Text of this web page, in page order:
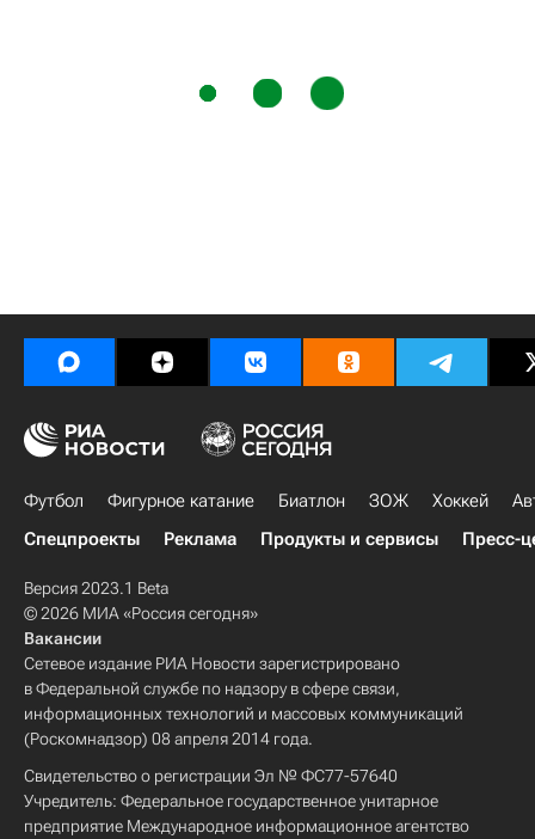
Футбол Фигурное катание Биатлон ЗОЖ Хоккей
Спецпроекты
Реклама Продукты и сервисы Пресс-
Версия 2023.1 Beta
© 2026 МИА «Россия сегодня»
Вакансии
Сетевое издание РИА Новости зарегистрировано
в Федеральной службе по надзору в сфере связи,
информационных технологий и массовых коммуникаций
(Роскомнадзор) 08 апреля 2014 года.
Свидетельство о регистрации Эл № ФС77-57640
Учредитель: Федеральное государственное унитарное
предприятие Международное информационное агентство